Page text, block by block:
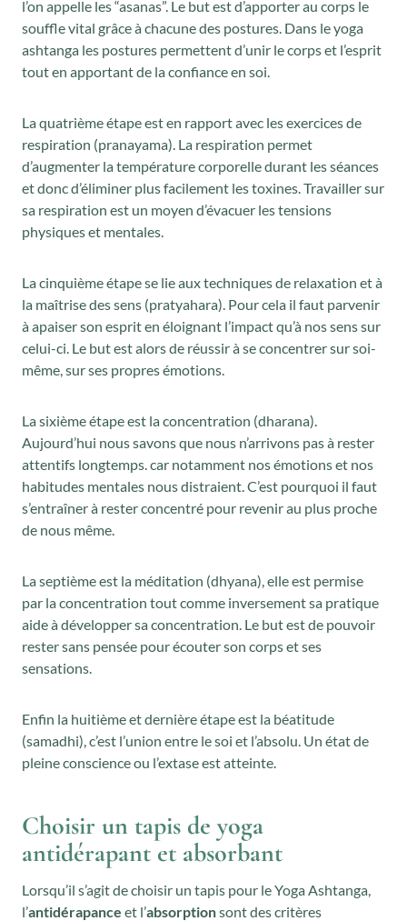
l’on appelle les “asanas”. Le but est d’apporter au corps le
souffle vital grâce à chacune des postures. Dans le yoga
ashtanga les postures permettent d’unir le corps et l’esprit
tout en apportant de la confiance en soi.
La quatrième étape est en rapport avec les exercices de
respiration (pranayama). La respiration permet
d’augmenter la température corporelle durant les séances
et donc d’éliminer plus facilement les toxines. Travailler sur
sa respiration est un moyen d’évacuer les tensions
physiques et mentales.
La cinquième étape se lie aux techniques de relaxation et à
la maîtrise des sens (pratyahara). Pour cela il faut parvenir
à apaiser son esprit en éloignant l’impact qu’à nos sens sur
celui-ci. Le but est alors de réussir à se concentrer sur soi-
même, sur ses propres émotions.
La sixième étape est la concentration (dharana).
Aujourd’hui nous savons que nous n’arrivons pas à rester
attentifs longtemps. car notamment nos émotions et nos
habitudes mentales nous distraient. C’est pourquoi il faut
s’entraîner à rester concentré pour revenir au plus proche
de nous même.
La septième est la méditation (dhyana), elle est permise
par la concentration tout comme inversement sa pratique
aide à développer sa concentration. Le but est de pouvoir
rester sans pensée pour écouter son corps et ses
sensations.
Enfin la huitième et dernière étape est la béatitude
(samadhi), c’est l’union entre le soi et l’absolu. Un état de
pleine conscience ou l’extase est atteinte.
Choisir un tapis de yoga
antidérapant et absorbant
Lorsqu’il s’agit de choisir un tapis pour le Yoga Ashtanga,
l’antidérapance et l’absorptionsont des critères